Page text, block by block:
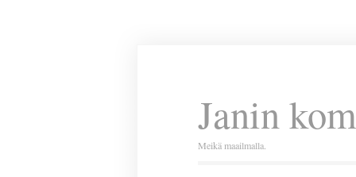
Janin
Meikä maailmalla.